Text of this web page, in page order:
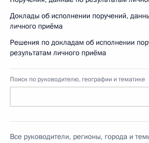
Доклады об исполнении поручений,
личного приёма
Решения по докладам об исполнении
результатам личного приёма
Поиск по руководителю, географии и тематике
Все руководители, регионы, города и